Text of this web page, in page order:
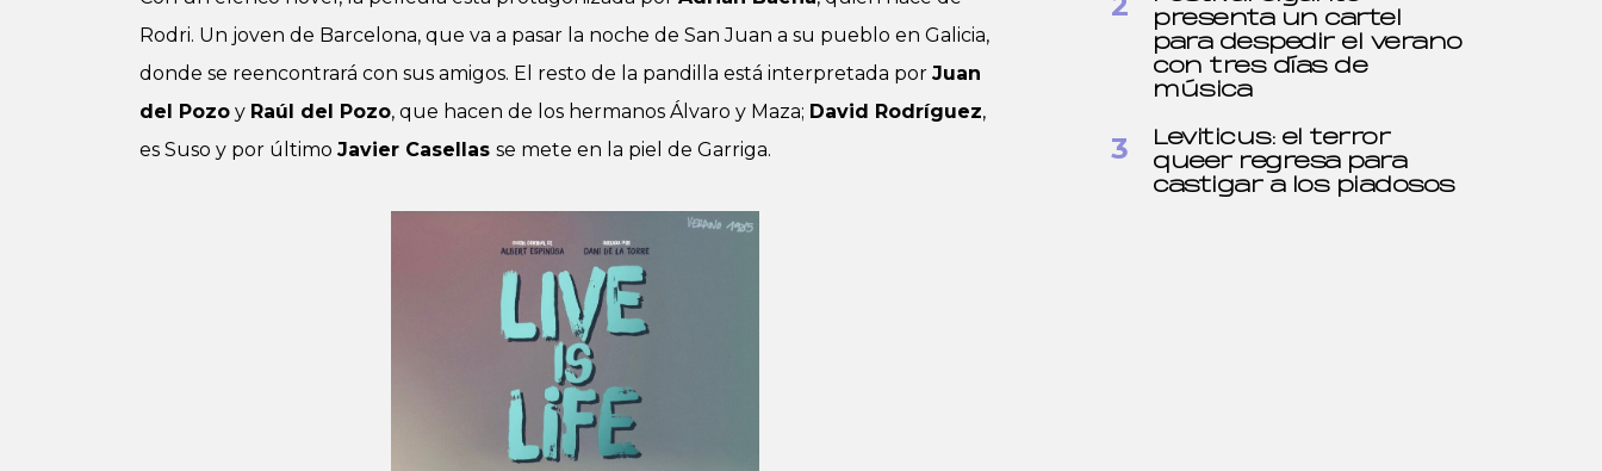
Rodri. Un joven de Barcelona, que va a pasar la noche de San Juan a su pueblo en Galicia,
donde se reencontrará con sus amigos. El resto de la pandilla está interpretada por Juan
del Pozo y Raúl del Pozo, que hacen de los hermanos Álvaro y Maza; David Rodríguez,
es Suso y por último Javier Casellas se mete en la piel de Garriga.
presenta un cartel
para despedir el verano
con tres días de
música
Leviticus: el terror
queer regresa para
castigar a los piadosos